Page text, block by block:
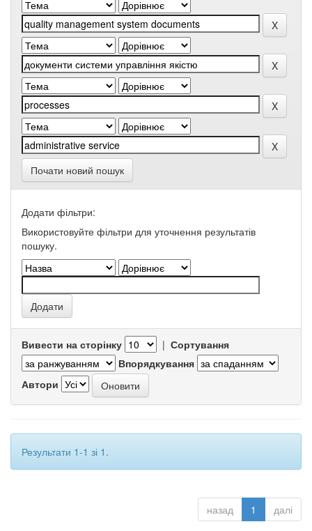
Почати новий пошук
Додати фільтри:
Використовуйте фільтри для уточнення результатів
пошуку.
Вивести на сторінку | Сортування
Впорядкування
Автори
Результати 1-1 зі 1.
назад 1 далі